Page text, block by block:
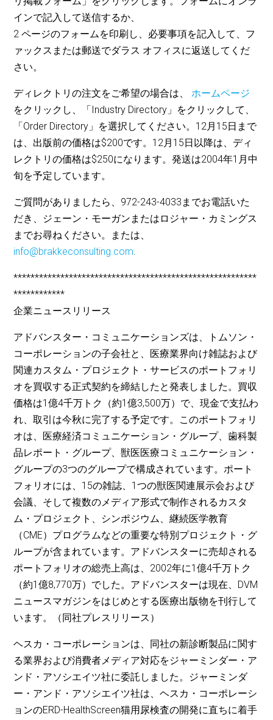
インで記入して送信するか、
2 ページのフォームを印刷し、必要事項を記入して、フ
ァックスまたは郵送でダラス オフィスに返送してくだ
さい。
ディレクトリの注文をご希望の場合は、ホームページ
をクリックし、「Industry Directory」をクリックして、
「Order Directory」を選択してください。12月15日まで
は、出版前の価格は$200です。12月15日以降は、ディ
レクトリの価格は$250になります。発送は2004年1月中
旬を予定しています。
ご質問がありましたら、972-243-4033までお電話いた
だき、ジェーン・モーガンまたはロジャー・カミングス
までお尋ねください。または、
info@brakkeconsulting.com.
*********************************************************
************
企業ニュースリリース
アドバンスター・コミュニケーションズは、トムソン・
コーポレーションの子会社と、医療業界向け雑誌および
関連カスタム・プロジェクト・サービスのポートフォリ
オを買収する正式契約を締結したと発表しました。買収
価格は1億4千万トク（約1億3,500万）で、現金で支払わ
れ、取引は今秋に完了する予定です。このポートフォリ
オは、医療経済コミュニケーション・グループ、歯科製
品レポート・グループ、獣医医療コミュニケーション・
グループの3つのグループで構成されています。ポート
フォリオには、15の雑誌、1つの獣医関連展示会および
会議、そして複数のメディア形式で制作されるカスタ
ム・プロジェクト、シンポジウム、継続医学教育
（CME）プログラムなどの重要な特別プロジェクト・グ
ループが含まれています。アドバンスターに売却される
ポートフォリオの総売上高は、2002年に1億4千万トク
（約1億8,770万）でした。アドバンスターは現在、DVM
ニュースマガジンをはじめとする医療出版物を刊行して
います。（同社プレスリリース）
ヘスカ・コーポレーションは、同社の新診断製品に関す
る業界および消費者メディア対応をジャーミンダー・ア
ンド・アソシエイツ社に委託しました。ジャーミンダ
ー・アンド・アソシエイツ社は、ヘスカ・コーポレーシ
ョンのERD-HealthScreen猫用尿検査の開発に直ちに着手